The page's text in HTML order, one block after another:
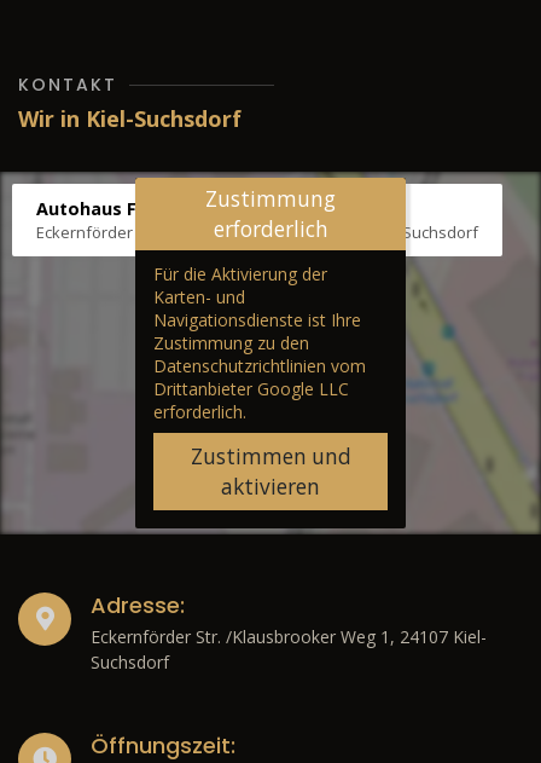
KONTAKT
Wir in Kiel-Suchsdorf
Autohaus Fräter
Eckernförder Str. /Klausbrooker Weg 1, 24107 Kiel-Suchsdorf
Zustimmung
erforderlich
Für die Aktivierung der
Karten- und
Navigationsdienste ist Ihre
Zustimmung zu den
Datenschutzrichtlinien vom
Drittanbieter Google LLC
erforderlich.
Zustimmen und
aktivieren
Adresse:
Eckernförder Str. /Klausbrooker Weg 1, 24107 Kiel-
Suchsdorf
Öffnungszeit: